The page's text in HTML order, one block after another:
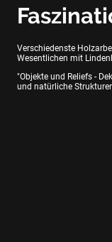
Verschiedenste
Wesentlichen mit
"Objekte und Reliefs -
und natürliche